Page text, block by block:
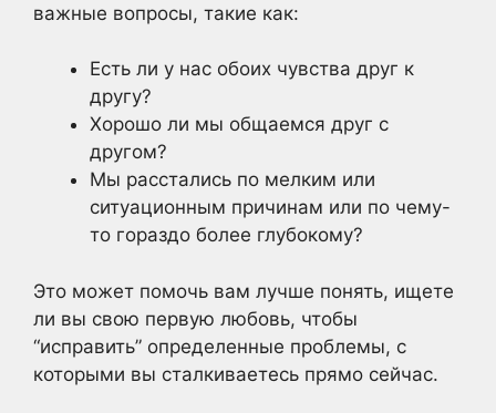
важные вопросы, такие как:
Есть ли у нас обоих чувства друг к
другу?
Хорошо ли мы общаемся друг с
другом?
Мы расстались по мелким или
ситуационным причинам или по чему-
то гораздо более глубокому?
Это может помочь вам лучше понять, ищете
ли вы свою первую любовь, чтобы
“исправить” определенные проблемы, с
которыми вы сталкиваетесь прямо сейчас.